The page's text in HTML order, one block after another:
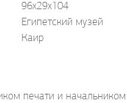
96x29x104
Египетский музей
Каир
печати и начальником